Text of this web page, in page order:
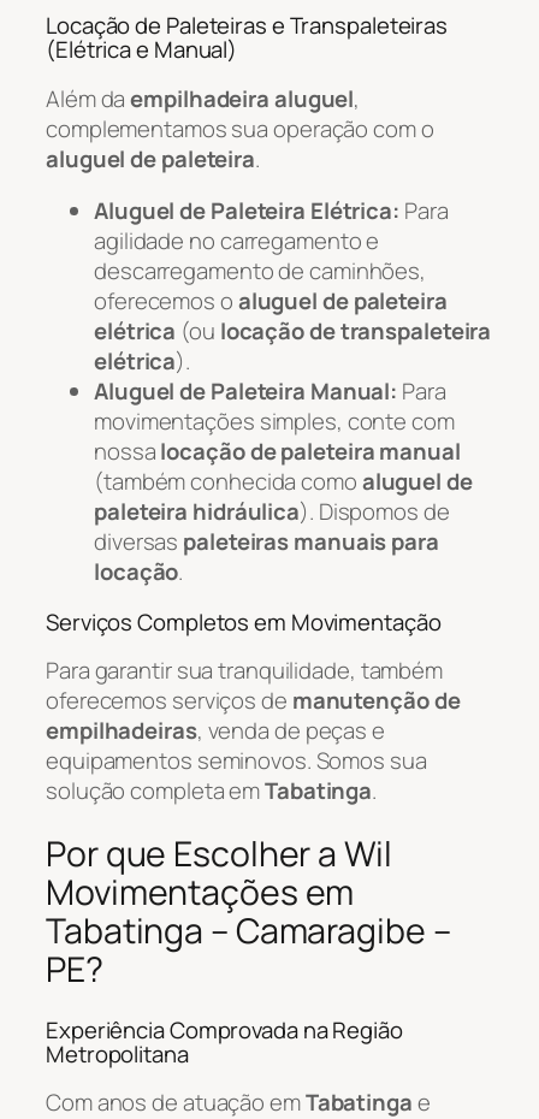
Locação de Paleteiras e Transpaleteiras
(Elétrica e Manual)
Além daempilhadeira aluguel,
complementamos sua operação com o
aluguel de paleteira.
Aluguel de Paleteira Elétrica: Para
agilidade no carregamento e
descarregamento de caminhões,
oferecemos oaluguel de paleteira
elétrica (ou locação de transpaleteira
elétrica).
Aluguel de Paleteira Manual: Para
movimentações simples, conte com
nossalocação de paleteira manual
(também conhecida comoaluguel de
paleteira hidráulica). Dispomos de
diversas paleteiras manuais para
locação.
Serviços Completos em Movimentação
Para garantir sua tranquilidade, também
oferecemos serviços de manutenção de
empilhadeiras, venda de peças e
equipamentos seminovos. Somos sua
solução completa emTabatinga.
Por que Escolher a Wil
Movimentações em
Tabatinga – Camaragibe –
PE?
Experiência Comprovada na Região
Metropolitana
Com anos de atuação emTabatingae